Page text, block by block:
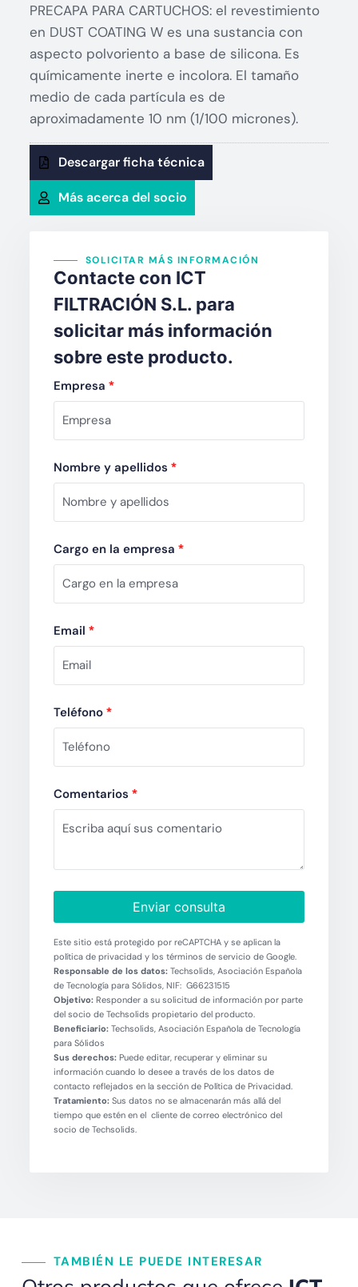
PRECAPA PARA CARTUCHOS: el revestimiento
en DUST COATING W es una sustancia con
aspecto polvoriento a base de silicona. Es
químicamente inerte e incolora. El tamaño
medio de cada partícula es de
aproximadamente 10 nm (1/100 micrones).
Descargar ficha técnica
Más acerca del socio
SOLICITAR MÁS INFORMACIÓN
Contacte con ICT
FILTRACIÓN S.L. para
solicitar más información
sobre este producto.
Empresa *
Nombre y apellidos *
Cargo en la empresa *
Email *
Teléfono *
Comentarios *
Enviar consulta
Este sitio está protegido por reCAPTCHA y se aplican la
política de privacidad y los términos de servicio de Google.
Responsable de los datos:Techsolids, Asociación Española
de Tecnología para Sólidos, NIF: G66231515
Objetivo:Responder a su solicitud de información por parte
del socio de Techsolids propietario del producto.
Beneficiario:Techsolids, Asociación Española de Tecnología
para Sólidos
Sus derechos:Puede editar, recuperar y eliminar su
información cuando lo desee a través de los datos de
contacto reflejados en la sección de Política de Privacidad.
Tratamiento:Sus datos no se almacenarán más allá del
tiempo que estén en el cliente de correo electrónico del
socio de Techsolids.
TAMBIÉN LE PUEDE INTERESAR